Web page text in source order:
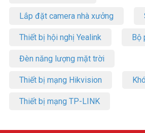
Lắp đặt camera nhà xưởng
Thiết bị hội nghị Yealink Bộ
Đèn năng lượng mặt trời
Thiết bị mạng Hikvision
Thiết bị mạng TP-LINK